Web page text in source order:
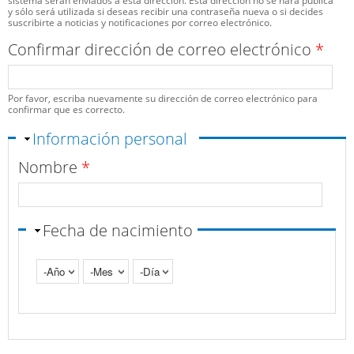
y sólo será utilizada si deseas recibir una contraseña nueva o si decides
suscribirte a noticias y notificaciones por correo electrónico.
Confirmar dirección de correo electrónico *
Por favor, escriba nuevamente su dirección de correo electrónico para
confirmar que es correcto.
Ocultar
Información personal
Nombre *
Fecha de nacimiento
Año
Mes Día